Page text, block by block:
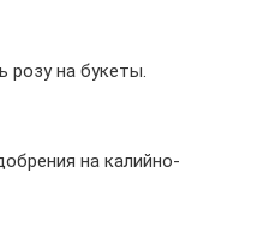
розу на букеты.
на калийно-